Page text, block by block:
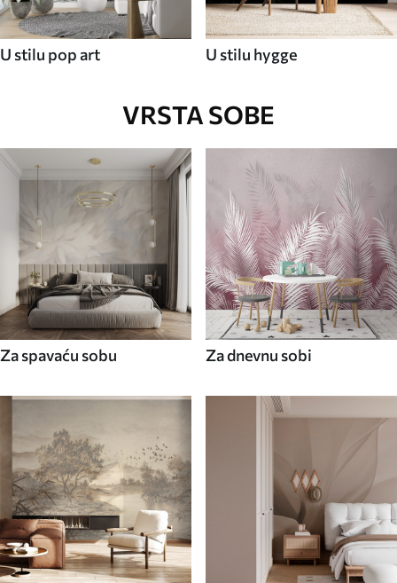
U stilu pop art U stilu hygge
VRSTA SOBE
Za spavaću sobu Za dnevnu sobi